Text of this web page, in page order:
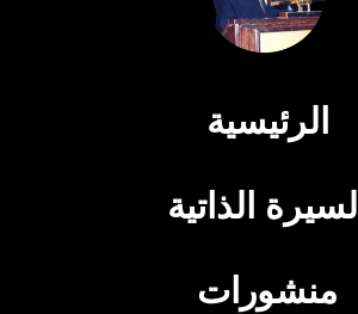
الرئيسية
السيرة الذاتية
منشورات